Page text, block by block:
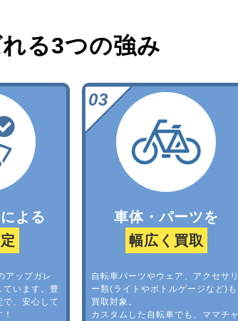
る3つの強み
よる
アップガレ
ています。豊
で、安心して
車体・パーツを
幅広く買取
自転車パーツやウェア、アクセサリ
ー類(ライトやボトルゲージなど)も
買取対象。
カスタムした自転車でも、ママチャ